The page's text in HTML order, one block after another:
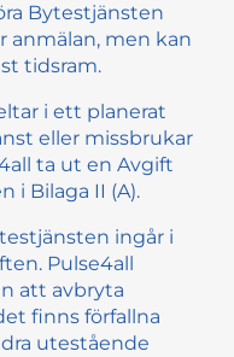
Bytestjänsten
anmälan, men kan
tidsram.
i ett planerat
eller missbrukar
ta ut en Avgift
i Bilaga II (A).
ingår i
Pulse4all
att avbryta
finns förfallna
utestående